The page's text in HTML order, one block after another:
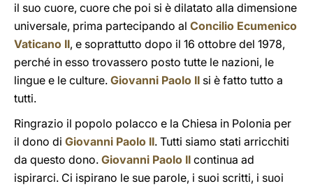
il suo cuore, cuore che poi si è dilatato alla dimensione
universale, prima partecipando al Concilio Ecumenico
Vaticano II, e soprattutto dopo il 16 ottobre del 1978,
perché in esso trovassero posto tutte le nazioni, le
lingue e le culture. Giovanni Paolo II si è fatto tutto a
tutti.
Ringrazio il popolo polacco e la Chiesa in Polonia per
il dono di Giovanni Paolo II. Tutti siamo stati arricchiti
da questo dono. Giovanni Paolo II continua ad
ispirarci. Ci ispirano le sue parole, i suoi scritti, i suoi